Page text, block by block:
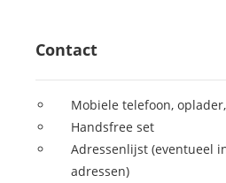
Contact
Mobiele telefoon,
Handsfree set
Adressenlijst (eventueel
adressen)